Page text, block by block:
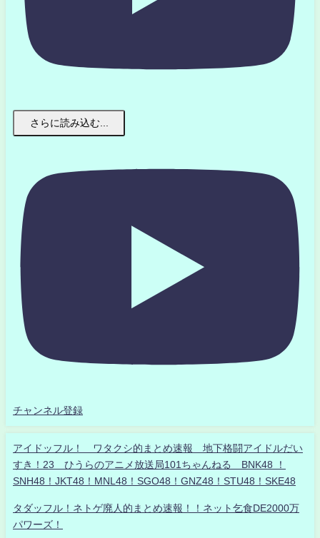
さらに読み込む...
チャンネル登録
アイドッフル！ ワタクシ的まとめ速報 地下格闘アイドルだい
すき！23 ひうらのアニメ放送局101ちゃんねる BNK48 ！
SNH48！JKT48！MNL48！SGO48！GNZ48！STU48！SKE48
タダッフル！ネトゲ廃人的まとめ速報！！ネット乞食DE2000万
パワーズ！